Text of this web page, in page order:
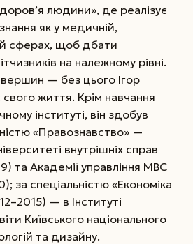
людини», де реалізує
як у медичній,
сферах, щоб дбати
на належному рівні.
— без цього Ігор
свого життя. Крім навчання
інституті, він здобув
«Правознавство» —
внутрішніх справ
та Академії управління МВС
за спеціальністю «Економіка
— в Інституті
Київського національного
та ­дизайну.